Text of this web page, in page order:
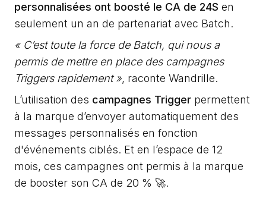
personnalisées ont boosté le CA de 24S en
seulement un an de partenariat avec Batch.
« C’est toute la force de Batch, qui nous a
permis de mettre en place des campagnes
Triggers rapidement », raconte Wandrille.
L’utilisation des campagnes Trigger permettent
à la marque d’envoyer automatiquement des
messages personnalisés en fonction
d'événements ciblés. Et en l’espace de 12
mois, ces campagnes ont permis à la marque
de booster son CA de 20 % 🚀.